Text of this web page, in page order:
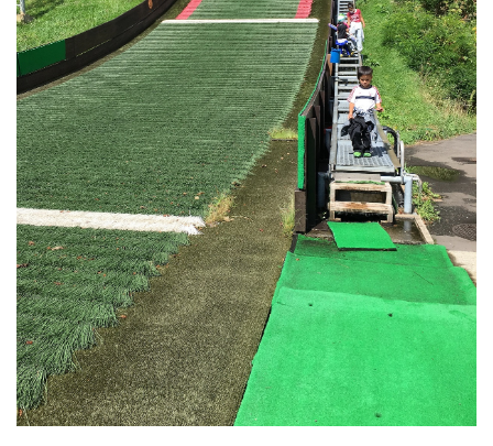
RECRUIT
STAFF BLOG
CONTACT US
サイトマップ
約款
情報セキュリティ
プライバシーポリシー